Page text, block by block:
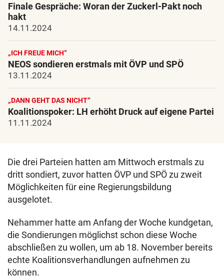
Finale Gespräche: Woran der Zuckerl-Pakt noch
hakt
14.11.2024
„ICH FREUE MICH“
NEOS sondieren erstmals mit ÖVP und SPÖ
13.11.2024
„DANN GEHT DAS NICHT“
Koalitionspoker: LH erhöht Druck auf eigene Partei
11.11.2024
Die drei Parteien hatten am Mittwoch erstmals zu
dritt sondiert, zuvor hatten ÖVP und SPÖ zu zweit
Möglichkeiten für eine Regierungsbildung
ausgelotet.
Nehammer hatte am Anfang der Woche kundgetan,
die Sondierungen möglichst schon diese Woche
abschließen zu wollen, um ab 18. November bereits
echte Koalitionsverhandlungen aufnehmen zu
können.